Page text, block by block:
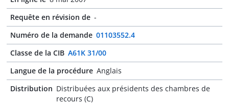
Requête en révision de -
Numéro de la demande 01103552.4
Classe de la CIB A61K 31/00
Langue de la procédure Anglais
Distribution Distribuées aux présidents des chambres de
recours (C)